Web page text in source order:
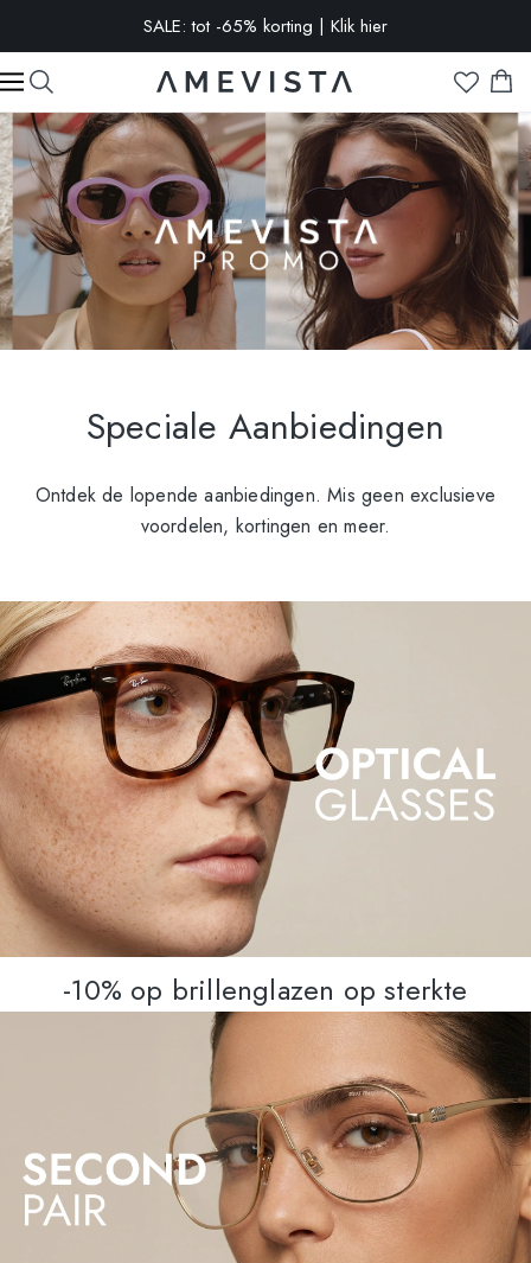
SALE: tot -65% korting | Klik hier
-10% extra op alle brillen met glazen op sterkte | Code:
VISION10
Speciale Aanbiedingen
Ontdek de lopende aanbiedingen. Mis geen exclusieve
voordelen, kortingen en meer.
-10% op brillenglazen op sterkte